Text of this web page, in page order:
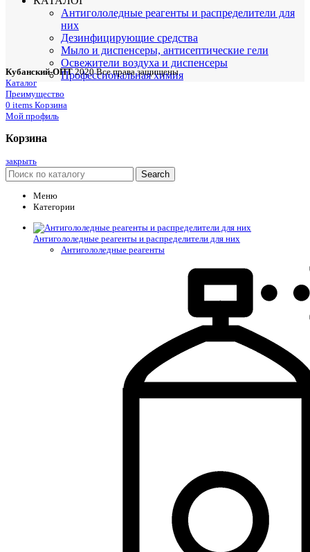
Антигололедные реагенты и распределители для
них
Дезинфицирующие средства
Мыло и диспенсеры, антисептические гели
Освежители воздуха и диспенсеры
Профессиональная химия
Кубанский-ОПТ 2020 Все права защищены
Каталог
Преимущество
0 items Корзина
Мой профиль
Корзина
закрыть
Search
Меню
Категории
Антигололедные реагенты и распределители для них
Антигололедные реагенты